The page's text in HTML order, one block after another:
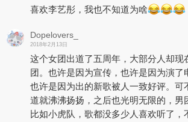
喜欢李艺彤，我也不知道为啥
Dopelovers_
2018年2月13日
这个女团出道了五周年，大部分人却现
团。也许是因为宣传，也许是因为演了
也许是因为出的新歌被人一致好评。可
道就沸沸扬扬，之后也光明无限的，男
比如小虎队，歌都没多少人喜欢听了，